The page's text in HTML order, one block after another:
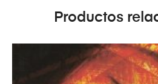
Productos